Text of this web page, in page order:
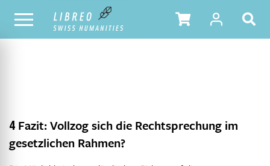
NOTRE CATALOGUE TABLE DES MATIÈRES
4 Fazit: Vollzog sich die Rechtsprechung im
gesetzlichen Rahmen?